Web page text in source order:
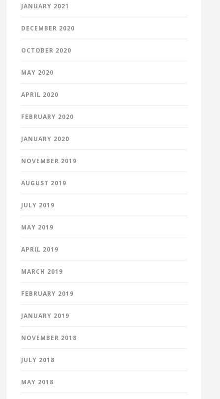
JANUARY 2021
DECEMBER 2020
OCTOBER 2020
MAY 2020
APRIL 2020
FEBRUARY 2020
JANUARY 2020
NOVEMBER 2019
AUGUST 2019
JULY 2019
MAY 2019
APRIL 2019
MARCH 2019
FEBRUARY 2019
JANUARY 2019
NOVEMBER 2018
JULY 2018
MAY 2018